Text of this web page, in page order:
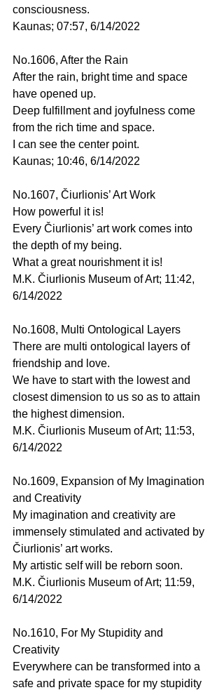
consciousness.
Kaunas; 07:57, 6/14/2022
No.1606, After the Rain
After the rain, bright time and space
have opened up.
Deep fulfillment and joyfulness come
from the rich time and space.
I can see the center point.
Kaunas; 10:46, 6/14/2022
No.1607, Čiurlionis’ Art Work
How powerful it is!
Every Čiurlionis’ art work comes into
the depth of my being.
What a great nourishment it is!
M.K. Čiurlionis Museum of Art; 11:42,
6/14/2022
No.1608, Multi Ontological Layers
There are multi ontological layers of
friendship and love.
We have to start with the lowest and
closest dimension to us so as to attain
the highest dimension.
M.K. Čiurlionis Museum of Art; 11:53,
6/14/2022
No.1609, Expansion of My Imagination
and Creativity
My imagination and creativity are
immensely stimulated and activated by
Čiurlionis’ art works.
My artistic self will be reborn soon.
M.K. Čiurlionis Museum of Art; 11:59,
6/14/2022
No.1610, For My Stupidity and
Creativity
Everywhere can be transformed into a
safe and private space for my stupidity